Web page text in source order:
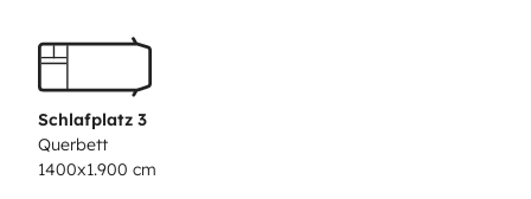
Schlafplatz 3
Querbett
1400x1.900 cm